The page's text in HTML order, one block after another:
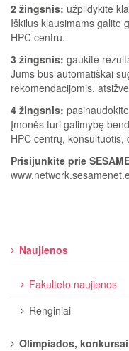
2 žingsnis: užpildykite
Iškilus klausimams galite
HPC centru.
3 žingsnis: gaukite
Jums bus automatiškai
rekomendacijomis,
4 žingsnis:
Įmonės turi galimybę
HPC centrų,
Prisijunkite prie
Naujienos
Fakulteto naujienos
Renginiai
Olimpiados,